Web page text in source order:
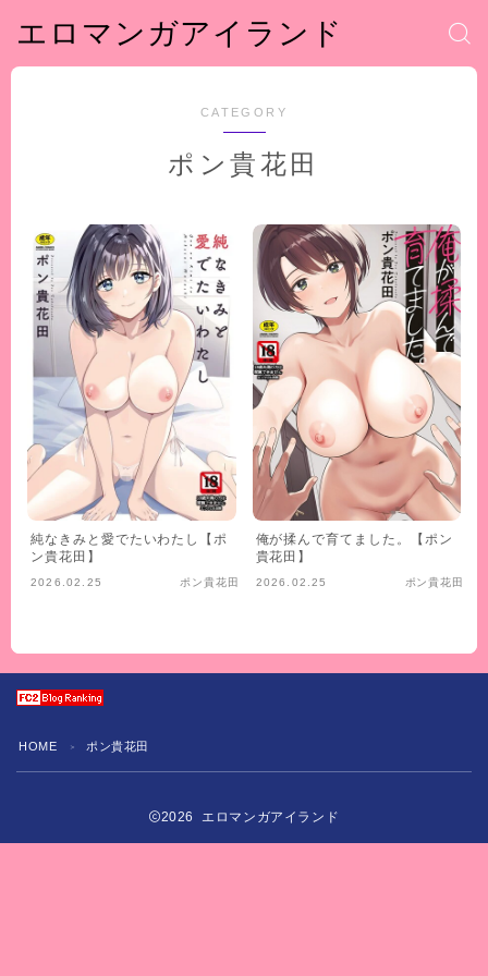
エロマンガアイランド
CATEGORY
ポン貴花田
純なきみと愛でたいわたし【ポ
ン貴花田】
2026.02.25 ポン貴花田
俺が揉んで育てました。【ポン
貴花田】
2026.02.25 ポン貴花田
HOME ＞ ポン貴花田
2026 エロマンガアイランド